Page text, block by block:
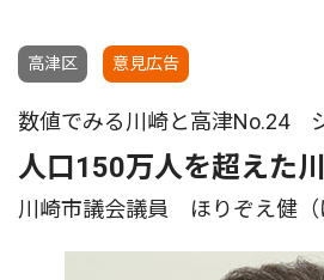
高津区 意見広告
数値でみる川崎と高津No.24
人口150万人を超えた
川崎市議会議員 ほりぞえ健（